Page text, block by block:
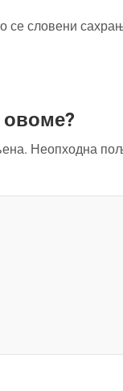
се словени
Неопходна